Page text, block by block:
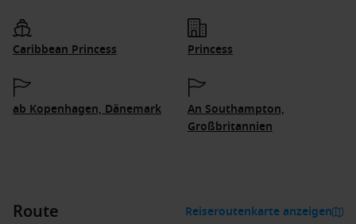
Caribbean Princess Princess
ab Kopenhagen, Dänemark
An Southampton,
Großbritannien
Route Reiseroutenkarte anzeigen